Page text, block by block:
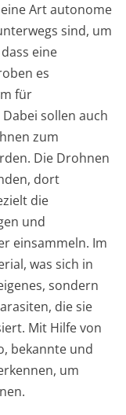
Art autonome
sind, um
eine
es
für
sollen auch
zum
Die Drohnen
dort
die
und
einsammeln. Im
was sich in
sondern
die sie
Mit Hilfe von
bekannte und
um